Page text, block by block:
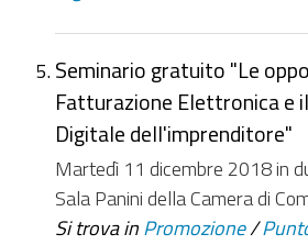
Seminario gratuito "Le
Fatturazione Elettronica e
Digitale dell'imprenditore"
Martedì 11 dicembre 2018 in
Sala Panini della Camera di
Si trova in Promozione /